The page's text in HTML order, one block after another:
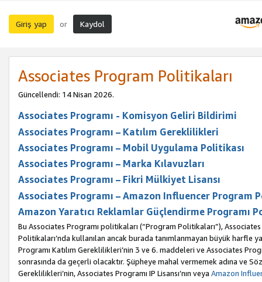
Giriş yap or Kaydol
Associates Program Politikaları
Güncellendi: 14 Nisan 2026.
Associates Programı - Komisyon Geliri Bildirimi
Associates Programı – Katılım Gereklilikleri
Associates Programı – Mobil Uygulama Politikası
Associates Programı – Marka Kılavuzları
Associates Programı – Fikri Mülkiyet Lisansı
Associates Programı – Amazon Influencer Program
Amazon Yaratıcı Reklamlar Güçlendirme Programı
Bu Associates Programı politikaları (“Program Politikaları”),
Politikaları’nda kullanılan ancak burada tanımlanmayan büyük harfle
Programı Katılım Gereklilikleri’nin 3 ve 6. maddeleri ve Associates
sonrasında da geçerli olacaktır. Şüpheye mahal vermemek adına ve
Gereklilikleri’nin, Associates Programı IP Lisansı’nın veya Amazon